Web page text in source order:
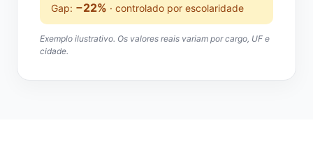
Gap: −22% · controlado por escolaridade
Exemplo ilustrativo. Os valores reais variam por cargo, UF e
cidade.